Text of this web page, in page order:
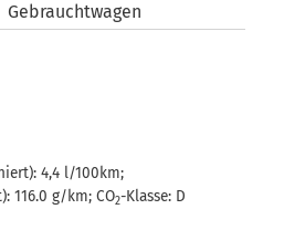
Gebrauchtwagen
4,4 l/100km;
116.0 g/km; CO2-Klasse: D